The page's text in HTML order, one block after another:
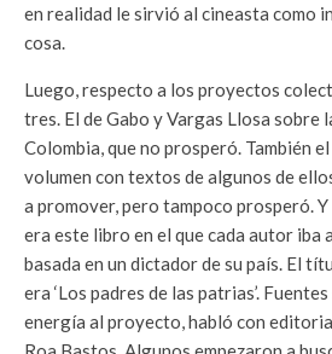
en realidad le sirvió al cineasta como
cosa.
Luego, respecto a los proyectos
tres. El de Gabo y Vargas Llosa sobre
Colombia, que no prosperó. También
volumen con textos de algunos de
a promover, pero tampoco prosperó. Y
era este libro en el que cada autor iba
basada en un dictador de su país. El
era ‘Los padres de las patrias’.
energía al proyecto, habló con